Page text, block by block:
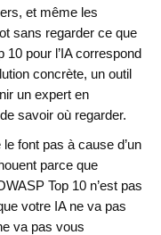
et même les
sans regarder ce que
10 pour l’IA correspond
concrète, un outil
un expert en
savoir où regarder.
font pas à cause d’un
parce que
Top 10 n’est pas
votre IA ne va pas
va pas vous